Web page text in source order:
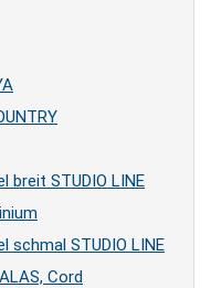
breit STUDIO LINE
schmal STUDIO LINE
Cord